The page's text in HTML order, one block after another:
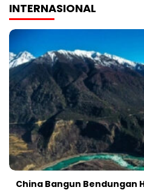
INTERNASIONAL
China Bangun Bendungan